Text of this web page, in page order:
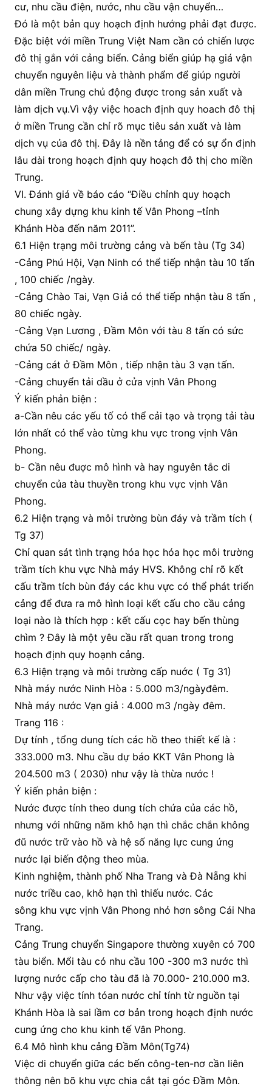
cư, nhu cầu điện, nước, nhu cầu vận chuyển…
Đó là một bản quy hoạch định hướng phải đạt được.
Đặc biệt với miền Trung Việt Nam cần có chiến lược
đô thị gắn với cảng biển. Cảng biển giúp hạ giá vận
chuyển nguyên liệu và thành phẩm để giúp người
dân miền Trung chủ động được trong sản xuất và
làm dịch vụ.Vì vậy việc hoach định quy hoach đô thị
ở miền Trung cần chỉ rõ mục tiêu sản xuất và làm
dịch vụ của đô thị. Đây là nền tảng để có sự ổn định
lâu dài trong hoạch định quy hoạch đô thị cho miền
Trung.
VI. Đánh giá về báo cáo “Điều chỉnh quy hoạch
chung xây dựng khu kinh tế Vân Phong –tỉnh
Khánh Hòa đến năm 2011”.
6.1 Hiện trạng môi trường cảng và bến tàu (Tg 34)
-Cảng Phú Hội, Vạn Ninh có thể tiếp nhận tàu 10 tấn
, 100 chiếc /ngày.
-Cảng Chào Tai, Vạn Giả có thể tiếp nhận tàu 8 tấn ,
80 chiếc ngày.
-Cảng Vạn Lương , Đầm Môn với tàu 8 tấn có sức
chứa 50 chiếc/ ngày.
-Cảng cát ở Đầm Môn , tiếp nhận tàu 3 vạn tấn.
-Cảng chuyển tải dầu ở cửa vịnh Vân Phong
Ý kiến phản biện :
a-Cần nêu các yếu tố có thể cải tạo và trọng tải tàu
lớn nhất có thể vào từng khu vực trong vịnh Vân
Phong.
b- Cần nêu đuợc mô hình và hay nguyên tắc di
chuyển của tàu thuyền trong khu vực vịnh Vân
Phong.
6.2 Hiện trạng và môi trường bùn đáy và trầm tích (
Tg 37)
Chỉ quan sát tình trạng hóa học hóa học môi trường
trầm tích khu vực Nhà máy HVS. Không chỉ rõ kết
cấu trầm tích bùn đáy các khu vực có thể phát triển
cảng để đưa ra mô hình loại kết cấu cho cầu cảng
loại nào là thích hợp : kết cấu cọc hay bến thùng
chìm ? Đây là một yêu cầu rất quan trong trong
hoạch định quy hoạnh cảng.
6.3 Hiện trạng và môi trường cấp nuớc ( Tg 31)
Nhà máy nước Ninh Hòa : 5.000 m3/ngàyđêm.
Nhà máy nước Vạn giả : 4.000 m3 /ngày đêm.
Trang 116 :
Dự tính , tổng dung tích các hồ theo thiết kế là :
333.000 m3. Nhu cầu dự báo KKT Vân Phong là
204.500 m3 ( 2030) như vậy là thừa nước !
Ý kiến phản biện :
Nước được tính theo dung tích chứa của các hồ,
nhưng với những năm khô hạn thì chắc chắn không
đũ nước trữ vào hồ và hệ số năng lực cung ứng
nước lại biến động theo mùa.
Kinh nghiệm, thành phố Nha Trang và Đà Nẵng khi
nước triều cao, khô hạn thì thiếu nước. Các
sông khu vực vịnh Vân Phong nhỏ hơn sông Cái Nha
Trang.
Cảng Trung chuyển Singapore thường xuyên có 700
tàu biển. Mổi tàu có nhu cầu 100 -300 m3 nước thì
lượng nước cấp cho tàu đã là 70.000- 210.000 m3.
Như vậy việc tính tóan nước chỉ tính từ nguồn tại
Khánh Hòa là sai lầm cơ bản trong hoạch định nước
cung ứng cho khu kinh tế Vân Phong.
6.4 Mô hình khu cảng Đầm Môn(Tg74)
Việc di chuyển giữa các bến công-ten-nơ cần liên
thông nên bõ khu vực chia cắt tại góc Đầm Môn.